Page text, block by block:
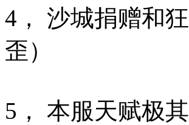
4， 沙城捐赠和
歪）
5， 本服天赋极